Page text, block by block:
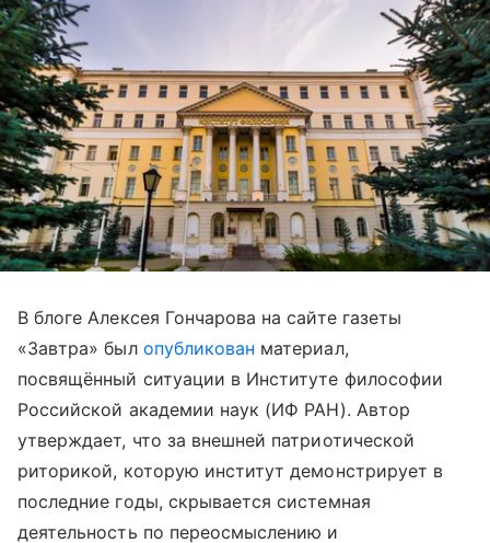
В блоге Алексея Гончарова на сайте газеты
«Завтра» был опубликован материал,
посвящённый ситуации в Институте философии
Российской академии наук (ИФ РАН). Автор
утверждает, что за внешней патриотической
риторикой, которую институт демонстрирует в
последние годы, скрывается системная
деятельность по переосмыслению и